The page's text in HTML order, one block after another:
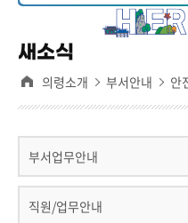
새소식
의령소개 부서안내 안
부서업무안내
직원/업무안내